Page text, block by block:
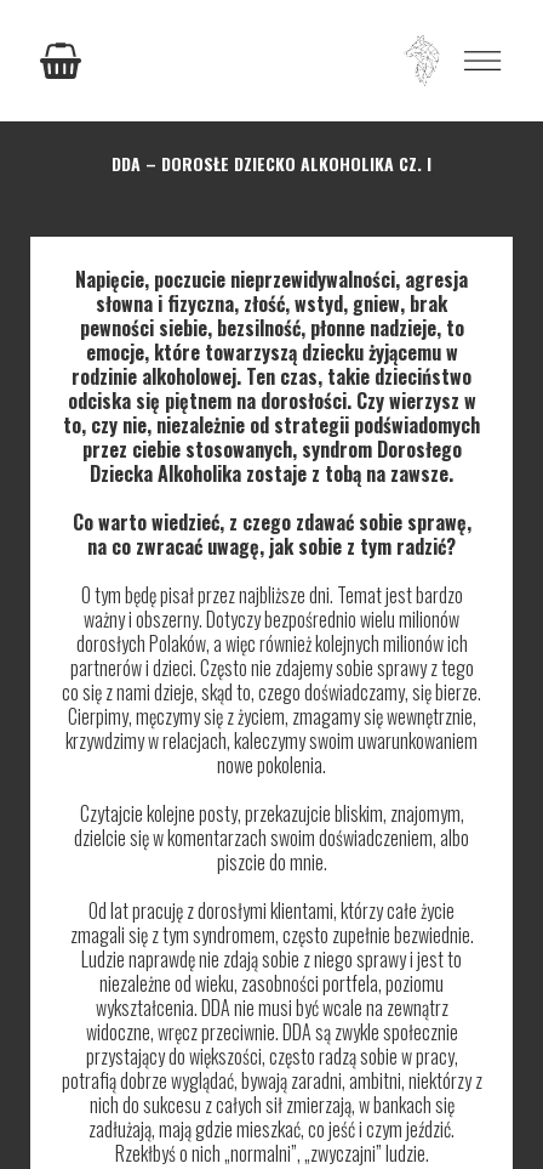
DDA – DOROSŁE DZIECKO ALKOHOLIKA CZ. I
Napięcie, poczucie nieprzewidywalności, agresja
słowna i fizyczna, złość, wstyd, gniew, brak
pewności siebie, bezsilność, płonne nadzieje, to
emocje, które towarzyszą dziecku żyjącemu w
rodzinie alkoholowej. Ten czas, takie dzieciństwo
odciska się piętnem na dorosłości. Czy wierzysz w
to, czy nie, niezależnie od strategii podświadomych
przez ciebie stosowanych, syndrom Dorosłego
Dziecka Alkoholika zostaje z tobą na zawsze.
Co warto wiedzieć, z czego zdawać sobie sprawę,
na co zwracać uwagę, jak sobie z tym radzić?
O tym będę pisał przez najbliższe dni. Temat jest bardzo
ważny i obszerny. Dotyczy bezpośrednio wielu milionów
dorosłych Polaków, a więc również kolejnych milionów ich
partnerów i dzieci. Często nie zdajemy sobie sprawy z tego
co się z nami dzieje, skąd to, czego doświadczamy, się bierze.
Cierpimy, męczymy się z życiem, zmagamy się wewnętrznie,
krzywdzimy w relacjach, kaleczymy swoim uwarunkowaniem
nowe pokolenia.
Czytajcie kolejne posty, przekazujcie bliskim, znajomym,
dzielcie się w komentarzach swoim doświadczeniem, albo
piszcie do mnie.
Od lat pracuję z dorosłymi klientami, którzy całe życie
zmagali się z tym syndromem, często zupełnie bezwiednie.
Ludzie naprawdę nie zdają sobie z niego sprawy i jest to
niezależne od wieku, zasobności portfela, poziomu
wykształcenia. DDA nie musi być wcale na zewnątrz
widoczne, wręcz przeciwnie. DDA są zwykle społecznie
przystający do większości, często radzą sobie w pracy,
potrafią dobrze wyglądać, bywają zaradni, ambitni, niektórzy z
nich do sukcesu z całych sił zmierzają, w bankach się
zadłużają, mają gdzie mieszkać, co jeść i czym jeździć.
Rzekłbyś o nich „normalni”, „zwyczajni” ludzie.